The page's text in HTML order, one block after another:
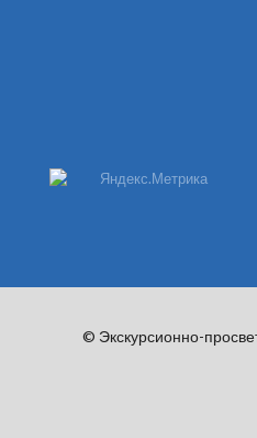
© Экскурсионно-